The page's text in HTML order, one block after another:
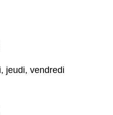
jeudi, vendredi